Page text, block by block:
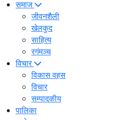
समाज
जीवनशैली
खेलकुद
साहित्य
रगंमञ्च
विचार
विकास वहस
विचार
सम्पादकीय
पालिका